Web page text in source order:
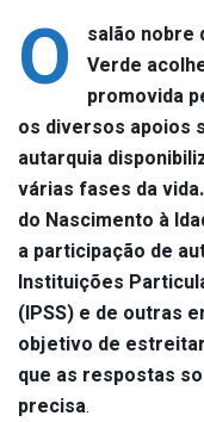
O
salão nobre
Verde
promovida
os diversos apoios
autarquia
várias fases da
do Nascimento à
a participação de
Instituições
(IPSS) e de outras
objetivo de
que as respostas
precisa.